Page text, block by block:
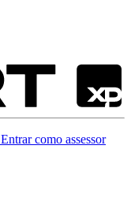
Entrar como assessor